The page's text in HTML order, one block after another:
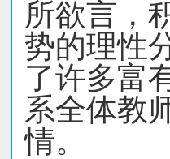
所欲言，
势的理性
了许多富
系全体教
情。